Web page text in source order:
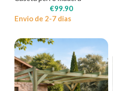
€99.90
Envio de 2-7 dias